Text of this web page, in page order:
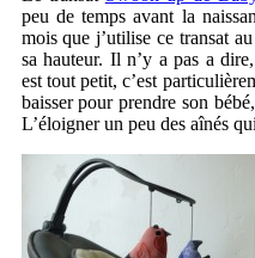
peu de temps avant la
mois que j’utilise ce transat
sa hauteur. Il n’y a pas a
est tout petit, c’est
baisser pour prendre son
L’éloigner un peu des aînés